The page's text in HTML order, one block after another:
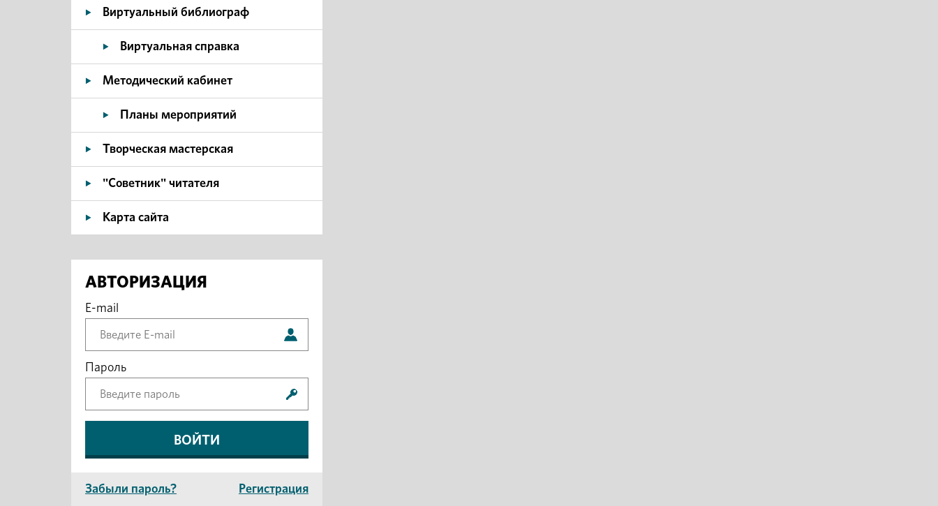
Виртуальный библиограф
Виртуальная справка
Методический кабинет
Планы мероприятий
Творческая мастерская
"Советник" читателя
Карта сайта
АВТОРИЗАЦИЯ
E-mail
Пароль
Забыли пароль? Регистрация